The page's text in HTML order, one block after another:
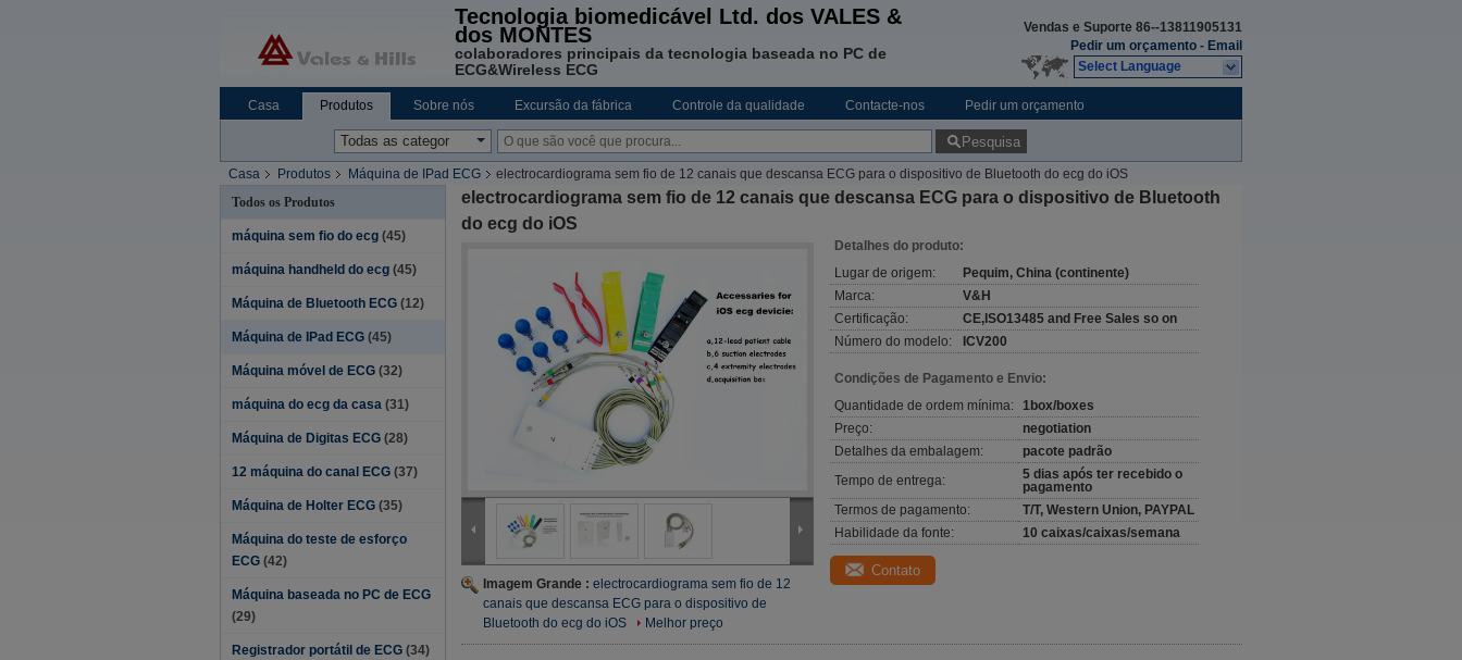
Tecnologia biomedicável Ltd. dos VALES &
dos MONTES
colaboradores principais da tecnologia baseada no PC de
ECG&Wireless ECG
Vendas e Suporte 86--13811905131
Pedir um orçamento - Email
Select Language
Casa Produtos Sobre nós Excursão da fábrica Controle da qualidade Contacte-nos Pedir um orçamento
Notícia da empresa Pesquisa
Casa Produtos Máquina de IPad ECG electrocardiograma sem fio de 12 canais que descansa ECG para o dispositivo de Bluetooth do ecg do iOS
Todos os Produtos
máquina sem fio do ecg (45)
máquina handheld do ecg (45)
Máquina de Bluetooth ECG (12)
Máquina de IPad ECG (45)
Máquina móvel de ECG (32)
máquina do ecg da casa (31)
Máquina de Digitas ECG (28)
12 máquina do canal ECG (37)
Máquina de Holter ECG (35)
Máquina do teste de esforço
ECG (42)
Máquina baseada no PC de ECG
(29)
Registrador portátil de ECG (34)
electrocardiograma sem fio de 12 canais que descansa ECG para o dispositivo de Bluetooth
do ecg do iOS
Imagem Grande : electrocardiograma sem fio de 12
canais que descansa ECG para o dispositivo de
Bluetooth do ecg do iOS
Melhor preço
Detalhes do produto:
Lugar de origem:
Pequim, China (continente)
Marca:
V&H
Certificação:
CE,ISO13485 and Free Sales so on
Número do modelo:
ICV200
Condições de Pagamento e Envio:
Quantidade de ordem mínima: 1box/boxes
Preço:
negotiation
Detalhes da embalagem:
pacote padrão
Tempo de entrega:
5 dias após ter recebido o
pagamento
Termos de pagamento:
T/T, Western Union, PAYPAL
Habilidade da fonte:
10 caixas/caixas/semana
Contato